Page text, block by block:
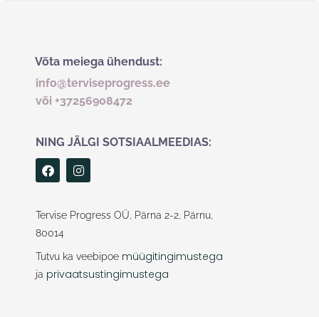
Võta meiega ühendust:
info@terviseprogress.ee
või +37256908472
NING JÄLGI SOTSIAALMEEDIAS:
F
a
c
b
o
o
I
n
s
a
g
m
Tervise Progress OÜ, Pärna 2-2, Pärnu,
80014
Tutvu ka veebipoe müügitingimustega
ja privaatsustingimustega